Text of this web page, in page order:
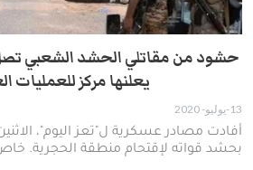
حشود من مقاتلي الحشد الشعبي
يعلنها مركز للعمليات
13-يوليو- 2020
أفادت مصادر عسكرية ل"تعز اليوم"،
بحشد قواته لإقتحام منطقة الحجرية.